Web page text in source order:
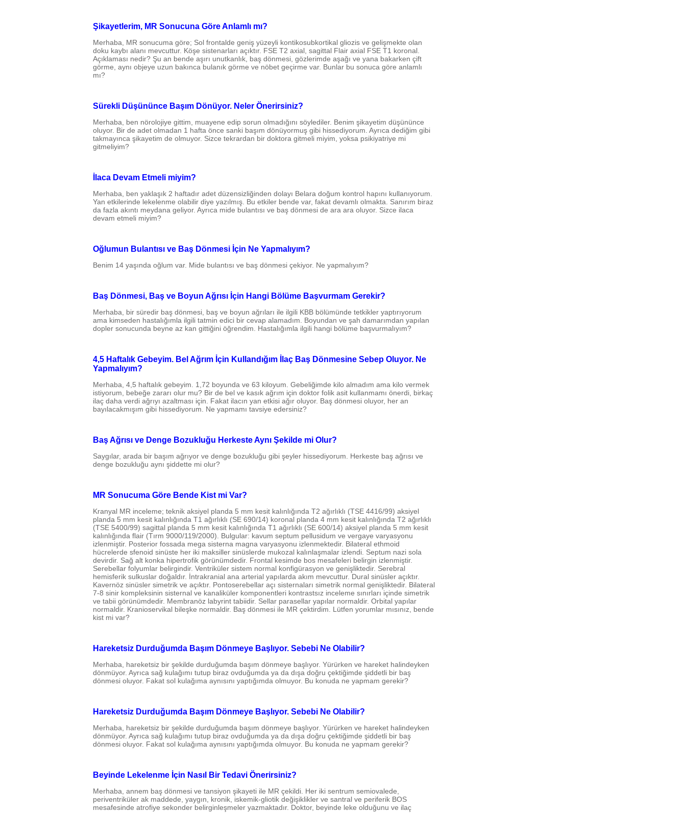
Şikayetlerim, MR Sonucuna Göre Anlamlı mı?
Merhaba, MR sonucuma göre; Sol frontalde geniş yüzeyli kontikosubkortikal gliozis ve gelişmekte olan
doku kaybı alanı mevcuttur. Köşe sistenarları açıktır. FSE T2 axial, sagittal Flair axial FSE T1 koronal.
Açıklaması nedir? Şu an bende aşırı unutkanlık, baş dönmesi, gözlerimde aşağı ve yana bakarken çift
görme, aynı objeye uzun bakınca bulanık görme ve nöbet geçirme var. Bunlar bu sonuca göre anlamlı
mı?
Sürekli Düşününce Başım Dönüyor. Neler Önerirsiniz?
Merhaba, ben nörolojiye gittim, muayene edip sorun olmadığını söylediler. Benim şikayetim düşününce
oluyor. Bir de adet olmadan 1 hafta önce sanki başım dönüyormuş gibi hissediyorum. Ayrıca dediğim gibi
takmayınca şikayetim de olmuyor. Sizce tekrardan bir doktora gitmeli miyim, yoksa psikiyatriye mi
gitmeliyim?
İlaca Devam Etmeli miyim?
Merhaba, ben yaklaşık 2 haftadır adet düzensizliğinden dolayı Belara doğum kontrol hapını kullanıyorum.
Yan etkilerinde lekelenme olabilir diye yazılmış. Bu etkiler bende var, fakat devamlı olmakta. Sanırım biraz
da fazla akıntı meydana geliyor. Ayrıca mide bulantısı ve baş dönmesi de ara ara oluyor. Sizce ilaca
devam etmeli miyim?
Oğlumun Bulantısı ve Baş Dönmesi İçin Ne Yapmalıyım?
Benim 14 yaşında oğlum var. Mide bulantısı ve baş dönmesi çekiyor. Ne yapmalıyım?
Baş Dönmesi, Baş ve Boyun Ağrısı İçin Hangi Bölüme Başvurmam Gerekir?
Merhaba, bir süredir baş dönmesi, baş ve boyun ağrıları ile ilgili KBB bölümünde tetkikler yaptırıyorum
ama kimseden hastalığımla ilgili tatmin edici bir cevap alamadım. Boyundan ve şah damarımdan yapılan
dopler sonucunda beyne az kan gittiğini öğrendim. Hastalığımla ilgili hangi bölüme başvurmalıyım?
4,5 Haftalık Gebeyim. Bel Ağrım İçin Kullandığım İlaç Baş Dönmesine Sebep Oluyor. Ne
Yapmalıyım?
Merhaba, 4,5 haftalık gebeyim. 1,72 boyunda ve 63 kiloyum. Gebeliğimde kilo almadım ama kilo vermek
istiyorum, bebeğe zararı olur mu? Bir de bel ve kasık ağrım için doktor folik asit kullanmamı önerdi, birkaç
ilaç daha verdi ağrıyı azaltması için. Fakat ilacın yan etkisi ağır oluyor. Baş dönmesi oluyor, her an
bayılacakmışım gibi hissediyorum. Ne yapmamı tavsiye edersiniz?
Baş Ağrısı ve Denge Bozukluğu Herkeste Aynı Şekilde mi Olur?
Saygılar, arada bir başım ağrıyor ve denge bozukluğu gibi şeyler hissediyorum. Herkeste baş ağrısı ve
denge bozukluğu aynı şiddette mi olur?
MR Sonucuma Göre Bende Kist mi Var?
Kranyal MR inceleme; teknik aksiyel planda 5 mm kesit kalınlığında T2 ağırlıklı (TSE 4416/99) aksiyel
planda 5 mm kesit kalınlığında T1 ağırlıklı (SE 690/14) koronal planda 4 mm kesit kalınlığında T2 ağırlıklı
(TSE 5400/99) sagittal planda 5 mm kesit kalınlığında T1 ağırlıklı (SE 600/14) aksiyel planda 5 mm kesit
kalınlığında flair (Tırm 9000/119/2000). Bulgular: kavum septum pellusidum ve vergaye varyasyonu
izlenmiştir. Posterior fossada mega sisterna magna varyasyonu izlenmektedir. Bilateral ethmoid
hücrelerde sfenoid sinüste her iki maksiller sinüslerde mukozal kalınlaşmalar izlendi. Septum nazi sola
devirdir. Sağ alt konka hipertrofik görünümdedir. Frontal kesimde bos mesafeleri belirgin izlenmiştir.
Serebellar folyumlar belirgindir. Ventriküler sistem normal konfigürasyon ve genişliktedir. Serebral
hemisferik sulkuslar doğaldır. İntrakranial ana arterial yapılarda akım mevcuttur. Dural sinüsler açıktır.
Kavernöz sinüsler simetrik ve açıktır. Pontoserebellar açı sisternaları simetrik normal genişliktedir. Bilateral
7-8 sinir kompleksinin sisternal ve kanaliküler komponentleri kontrastsız inceleme sınırları içinde simetrik
ve tabii görünümdedir. Membranöz labyrint tabiidir. Sellar parasellar yapılar normaldir. Orbital yapılar
normaldir. Kranioservikal bileşke normaldir. Baş dönmesi ile MR çektirdim. Lütfen yorumlar mısınız, bende
kist mi var?
Hareketsiz Durduğumda Başım Dönmeye Başlıyor. Sebebi Ne Olabilir?
Merhaba, hareketsiz bir şekilde durduğumda başım dönmeye başlıyor. Yürürken ve hareket halindeyken
dönmüyor. Ayrıca sağ kulağımı tutup biraz ovduğumda ya da dışa doğru çektiğimde şiddetli bir baş
dönmesi oluyor. Fakat sol kulağıma aynısını yaptığımda olmuyor. Bu konuda ne yapmam gerekir?
Hareketsiz Durduğumda Başım Dönmeye Başlıyor. Sebebi Ne Olabilir?
Merhaba, hareketsiz bir şekilde durduğumda başım dönmeye başlıyor. Yürürken ve hareket halindeyken
dönmüyor. Ayrıca sağ kulağımı tutup biraz ovduğumda ya da dışa doğru çektiğimde şiddetli bir baş
dönmesi oluyor. Fakat sol kulağıma aynısını yaptığımda olmuyor. Bu konuda ne yapmam gerekir?
Beyinde Lekelenme İçin Nasıl Bir Tedavi Önerirsiniz?
Merhaba, annem baş dönmesi ve tansiyon şikayeti ile MR çekildi. Her iki sentrum semiovalede,
periventriküler ak maddede, yaygın, kronik, iskemik-gliotik değişiklikler ve santral ve periferik BOS
mesafesinde atrofiye sekonder belirginleşmeler yazmaktadır. Doktor, beyinde leke olduğunu ve ilaç